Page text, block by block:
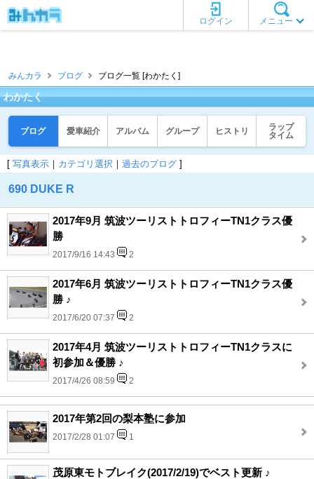
メニュー
ログイン
みんカラ ブログ ブログ一覧 [わかたく]
わかたく
ブログ 愛車紹介 アルバム グループ ヒストリ
ラップ
タイム
[ 写真表示 ｜ カテゴリ選択 ｜ 過去のブログ ]
690 DUKE R
2017年9月 筑波ツーリストトロフィーTN1クラス優
勝
2017/9/16 14:43 2
2017年6月 筑波ツーリストトロフィーTN1クラス優
勝 ♪
2017/6/20 07:37 2
2017年4月 筑波ツーリストトロフィーTN1クラスに
初参加＆優勝 ♪
2017/4/26 08:59 2
2017年第2回の梨本塾に参加
2017/2/28 01:07 1
茂原東モトブレイク(2017/2/19)でベスト更新 ♪